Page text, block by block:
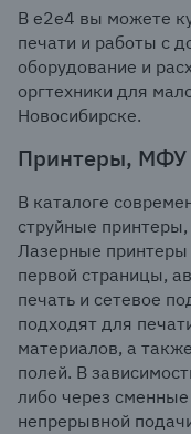
В e2e4 вы можете
печати и работы с
оборудование и
оргтехники для
Новосибирске.
Принтеры, МФУ
В каталоге
струйные
Лазерные
первой страницы,
печать и сетевое
подходят для
материалов, а
полей. В
либо через
непрерывной